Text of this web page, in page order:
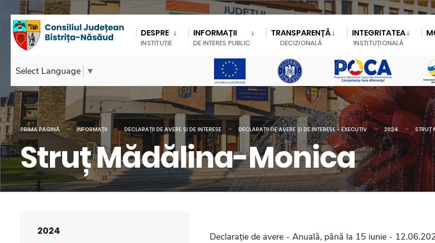
DESPRE
INSTITUȚIE
INFORMAȚII
DE INTERES PUBLIC
TRANSPARENȚĂ
DECIZIONALĂ
INTEGRITATEA
INSTITUȚIONALĂ
Select Language ▼
PRIMA PAGINĂ INFORMAȚII DECLARAȚII DE AVERE ȘI DE INTERESE DECLARAȚII DE AVERE ȘI DE INTERESE - EXECUTIV 2024 STRUȚ
Struț Mădălina-Monica
Declarație de avere - Anuală, până la 15 iunie -
2024